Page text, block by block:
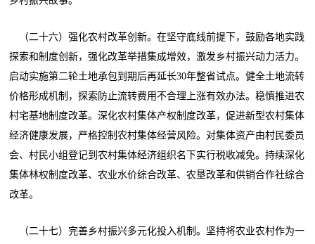
（二十六）强化农村改革创新。在坚守底线前提下，鼓励各地实践
探索和制度创新，强化改革举措集成增效，激发乡村振兴动力活力。
启动实施第二轮土地承包到期后再延长30年整省试点。健全土地流转
价格形成机制，探索防止流转费用不合理上涨有效办法。稳慎推进农
村宅基地制度改革。深化农村集体产权制度改革，促进新型农村集体
经济健康发展，严格控制农村集体经营风险。对集体资产由村民委员
会、村民小组登记到农村集体经济组织名下实行税收减免。持续深化
集体林权制度改革、农业水价综合改革、农垦改革和供销合作社综合
改革。
（二十七）完善乡村振兴多元化投入机制。坚持将农业农村作为一